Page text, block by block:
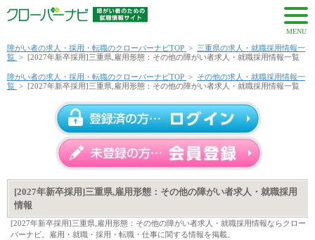
MENU
障がい者の求人・採用・転職のクローバーナビTOP > 三重県の求人・就職採用情報一
覧 > [2027年新卒採用]三重県,雇用形態：その他の障がい者求人・就職採用情報一覧
障がい者の求人・採用・転職のクローバーナビTOP > その他の求人・就職採用情報一
覧 > [2027年新卒採用]三重県,雇用形態：その他の障がい者求人・就職採用情報一覧
[2027年新卒採用]三重県,雇用形態：その他の障がい者求人・就職採用
情報
[2027年新卒採用]三重県,雇用形態：その他の障がい者求人・就職採用情報ならクロー
バーナビ。雇用・就職・採用・転職・仕事に関する情報を掲載。